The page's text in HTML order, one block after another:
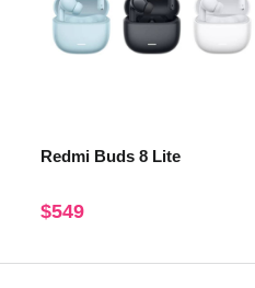
Redmi Buds 8 Lite
$549